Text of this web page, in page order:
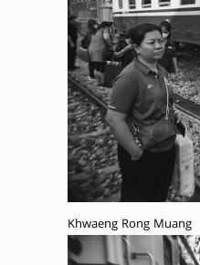
Khwaeng Rong Muang